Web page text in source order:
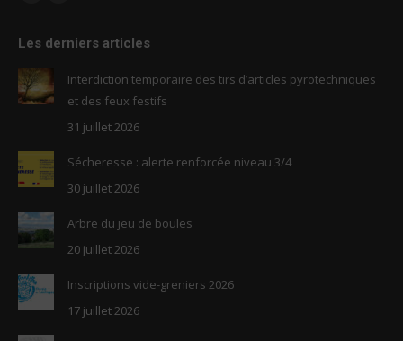
opens
in
new
opens
new
window
Les derniers articles
Interdiction temporaire des tirs d’articles pyrotechniques
et des feux festifs
31 juillet 2026
Sécheresse : alerte renforcée niveau 3/4
30 juillet 2026
Arbre du jeu de boules
20 juillet 2026
Inscriptions vide-greniers 2026
17 juillet 2026